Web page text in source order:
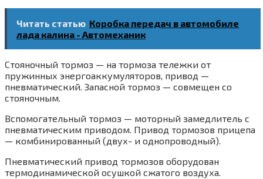
Читать статью Коробка передач в автомобиле
лада калина - Автомеханик
Стояночный тормоз — на тормоза тележки от
пружинных энергоаккумуляторов, привод —
пневматический. Запасной тормоз — совмещен со
стояночным.
Вспомогательный тормоз — моторный замедлитель с
пневматическим приводом. Привод тормозов прицепа
— комбинированный (двух- и однопроводный).
Пневматический привод тормозов оборудован
термодинамической осушкой сжатого воздуха.